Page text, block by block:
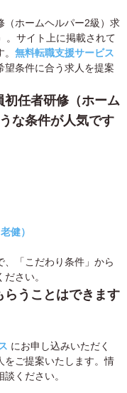
（ホームヘルパー2級）求
。サイト上に掲載されて
無料転職支援サービス
望条件に合う求人を提案
任者研修（ホーム
な条件が人気です
健）
「こだわり条件」から
さい。
うことはできます
にお申し込みいただく
をご提案いたします。情
ください。